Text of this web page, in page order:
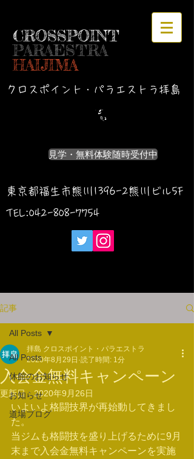
CROSSPOINT
PARAESTRA
HAIJIMA
クロスポイント・パラエストラ拝島
見学・無料体験随時受付中
東京都福生市熊川1396-2熊川ビル5F
TEL:042-808-7754
記事
All Posts
休館のお知らせ
お知らせ
道場ブログ
All Posts
入会金無料キャンペーン
拝島 クロスポイント・パラエストラ
2020年8月29日 読了時間: 1分
更新日：2020年9月26日
いよいよ格闘技界が再始動してきまし
た。
当ジムも格闘技を盛り上げるために9月
末まで入会金無料キャンペーンを実施